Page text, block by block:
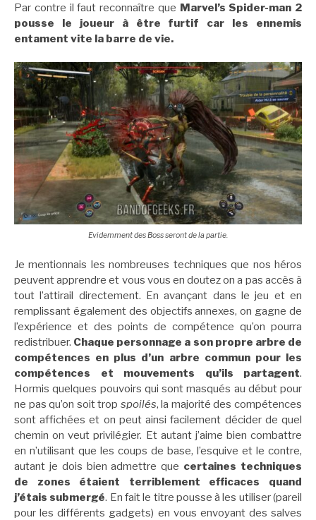
Par contre il faut reconnaître que Marvel’s Spider-man 2
pousse le joueur à être furtif car les ennemis
entament vite la barre de vie.
Evidemment des Boss seront de la partie.
Je mentionnais les nombreuses techniques que nos héros
peuvent apprendre et vous vous en doutez on a pas accès à
tout l’attirail directement. En avançant dans le jeu et en
remplissant également des objectifs annexes, on gagne de
l’expérience et des points de compétence qu’on pourra
redistribuer. Chaque personnage a son propre arbre de
compétences en plus d’un arbre commun pour les
compétences et mouvements qu’ils partagent.
Hormis quelques pouvoirs qui sont masqués au début pour
ne pas qu’on soit trop spoilés, la majorité des compétences
sont affichées et on peut ainsi facilement décider de quel
chemin on veut privilégier. Et autant j’aime bien combattre
en n’utilisant que les coups de base, l’esquive et le contre,
autant je dois bien admettre que certaines techniques
de zones étaient terriblement efficaces quand
j’étais submergé. En fait le titre pousse à les utiliser (pareil
pour les différents gadgets) en vous envoyant des salves